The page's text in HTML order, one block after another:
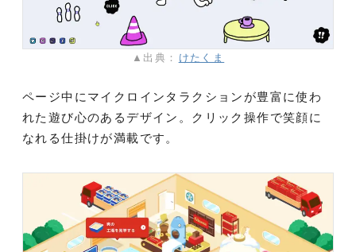
▲出典： けたくま
ページ中にマイクロインタラクションが豊富に使わ
れた遊び心のあるデザイン。クリック操作で笑顔に
なれる仕掛けが満載です。